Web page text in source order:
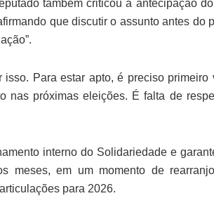
também criticou a antecipação
que discutir o assunto antes do
isso. Para estar apto, é preciso
nas próximas eleições. É falta de
interno do Solidariedade e
meses, em um momento de
para 2026.